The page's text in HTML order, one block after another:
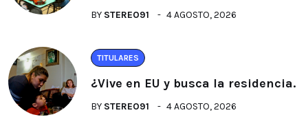
BY STEREO91 4 AGOSTO, 2026
TITULARES
¿Vive en EU y busca la residencia.
BY STEREO91 4 AGOSTO, 2026